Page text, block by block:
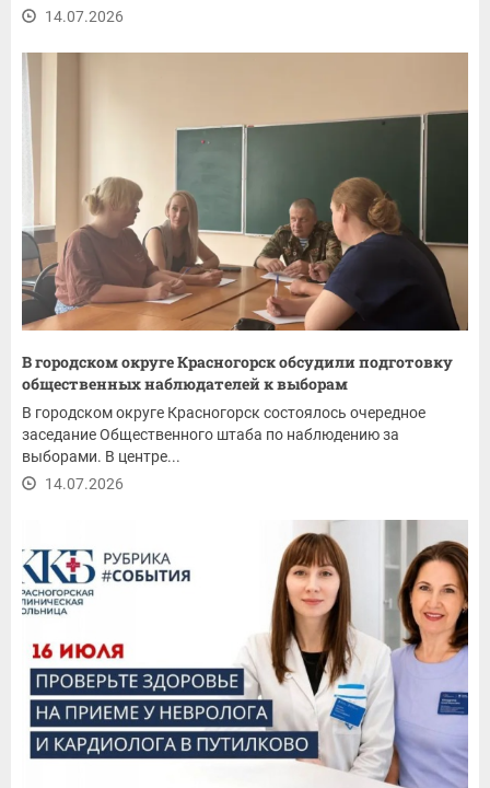
14.07.2026
В городском округе Красногорск обсудили подготовку
общественных наблюдателей к выборам
В городском округе Красногорск состоялось очередное
заседание Общественного штаба по наблюдению за
выборами. В центре...
14.07.2026